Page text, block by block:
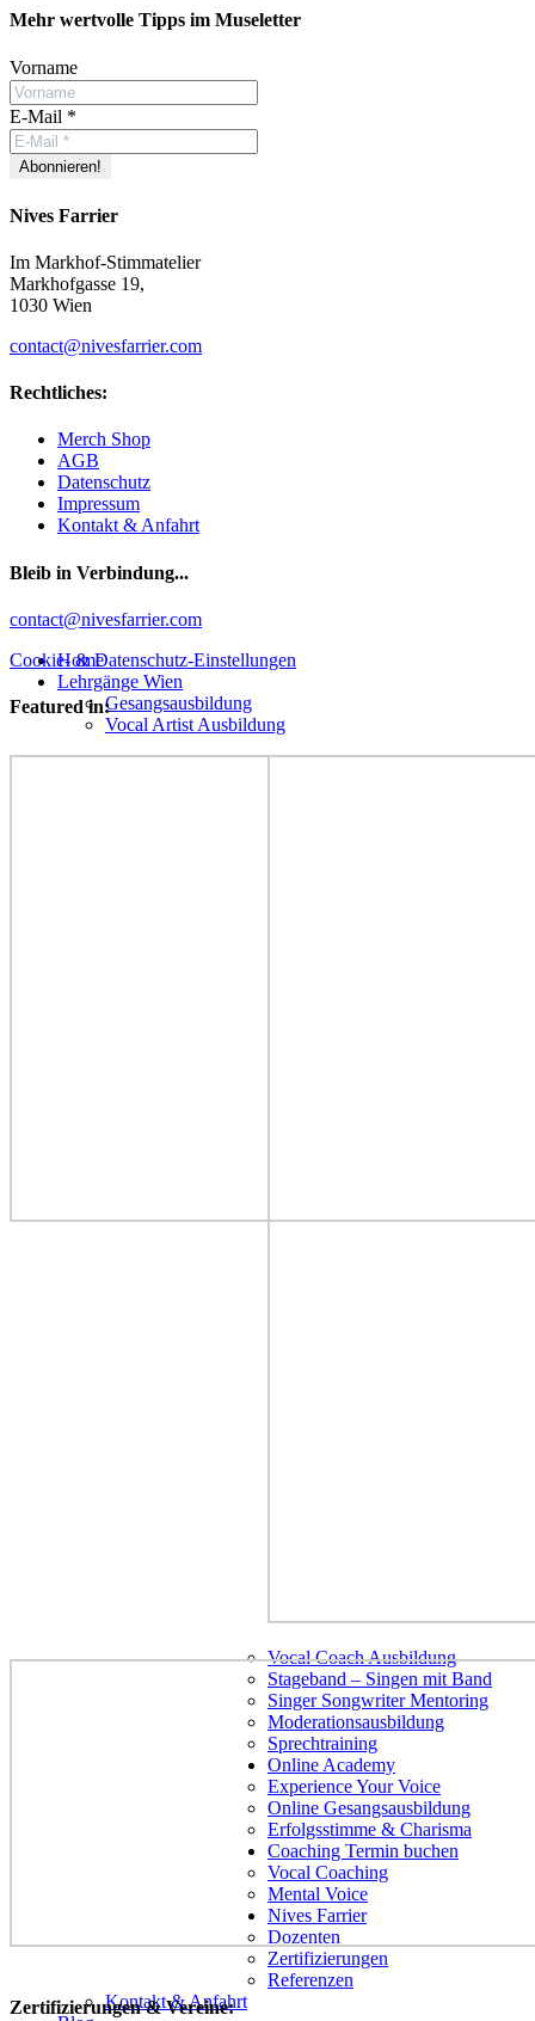
Facebook
YouTube
Instagram
Mehr wertvolle Tipps im Museletter
Vorname
E-Mail *
Nives Farrier
Im Markhof-Stimmatelier
Markhofgasse 19,
1030 Wien
contact@nivesfarrier.com
Rechtliches:
Merch Shop
AGB
Datenschutz
Impressum
Kontakt & Anfahrt
Bleib in Verbindung...
Facebook
YouTube
Instagram
contact@nivesfarrier.com
Cookie- & Datenschutz-Einstellungen
Featured in:
Zertifizierungen & Vereine:
scrollenHome
Lehrgänge Wien
Gesangsausbildung
Vocal Artist Ausbildung
Vocal Coach Ausbildung
Stageband – Singen mit Band
Singer Songwriter Mentoring
Moderationsausbildung
Sprechtraining
Online Academy
Experience Your Voice
Online Gesangsausbildung
Erfolgsstimme & Charisma
Coaching Termin buchen
Vocal Coaching
Mental Voice
Nives Farrier
Dozenten
Zertifizierungen
Referenzen
Kontakt & Anfahrt